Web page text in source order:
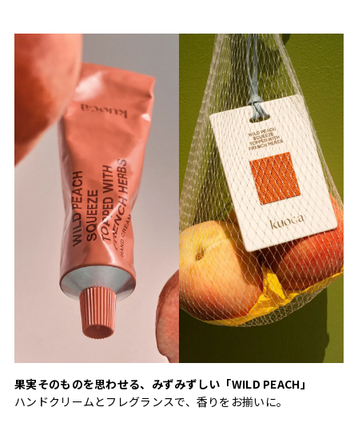
果実そのものを思わせる、みずみずしい「WILD PEACH」
ハンドクリームとフレグランスで、香りをお揃いに。